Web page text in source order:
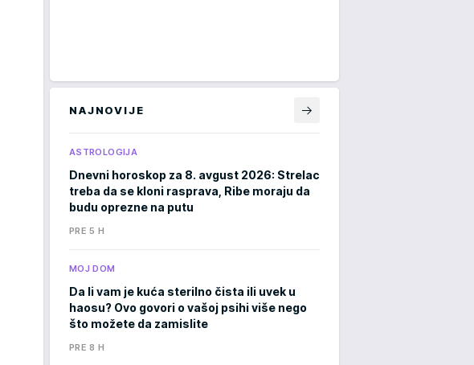
NAJNOVIJE
ASTROLOGIJA
Dnevni horoskop za 8. avgust 2026: Strelac
treba da se kloni rasprava, Ribe moraju da
budu oprezne na putu
PRE 5 H
MOJ DOM
Da li vam je kuća sterilno čista ili uvek u
haosu? Ovo govori o vašoj psihi više nego
što možete da zamislite
PRE 8 H